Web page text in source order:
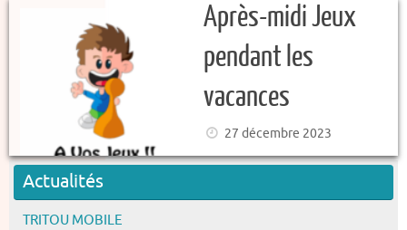
Après-midi Jeux
pendant les
vacances
27 décembre 2023
Actualités
TRITOU MOBILE